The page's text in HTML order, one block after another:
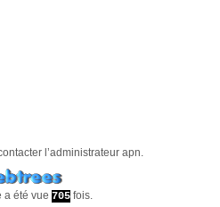
l’administrateur apn.
a été vue 705 fois.